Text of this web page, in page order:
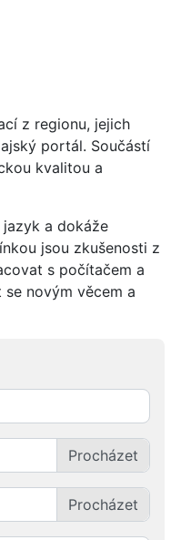
z regionu, jejich
portál. Součástí
kvalitou a
a dokáže
jsou zkušenosti z
s počítačem a
novým věcem a